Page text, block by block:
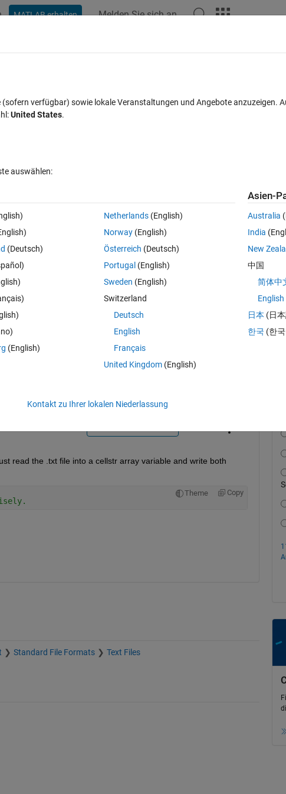
MATLAB erhalten Melden Sie sich an
0 Stimmen
located in Data.mat. Is there a way to save Notes.txt inside
Melden Sie sich an, um diese Frage zu beantworten.
Weiterleiten Anmelden, um Aktivität zu verfolgen
read the .txt file into a cellstr array variable and write both
Theme Copy
Standard File Formats Text Files
(sofern verfügbar) sowie lokale Veranstaltungen und Angebote anzuzeigen.
United States.
auswählen:
(Deutsch)
(English)
Netherlands(English)
Norway(English)
Österreich (Deutsch)
Portugal (English)
Sweden (English)
Switzerland
Deutsch
English
Français
United Kingdom(English)
Asien-
Australia
India
New
中国
简体中
English
日本 (日
한국 (한
Kontakt zu Ihrer lokalen Niederlassung